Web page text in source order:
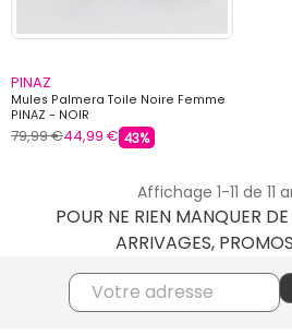
PINAZ
Mules Palmera Toile Noire Femme
PINAZ - NOIR
79,99 €44,99 € 43%
Affichage 1-11 de 11
POUR NE RIEN MANQUER
ARRIVAGES,